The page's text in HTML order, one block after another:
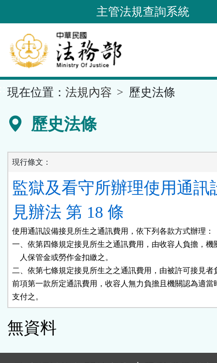
到
要
內
容
區
主管法規查詢系統
現在位置： 法規內容 歷史法條
歷史法條
現行條文：
監獄及看守所辦理使用通訊
見辦法 第 18 條
使用通訊設備接見所生之通訊費用，依下列各款方式辦理：
一、依第四條規定接見所生之通訊費用，由收容人負擔，機
    人保管金或勞作金扣繳之。
二、依第七條規定接見所生之之通訊費用，由被許可接見者
前項第一款所定通訊費用，收容人無力負擔且機關認為適當
支付之。
無資料